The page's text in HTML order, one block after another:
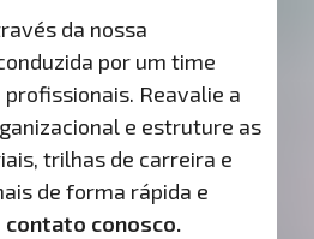
da nossa
por um time
Reavalie a
e estruture as
trilhas de carreira e
de forma rápida e
contato conosco.